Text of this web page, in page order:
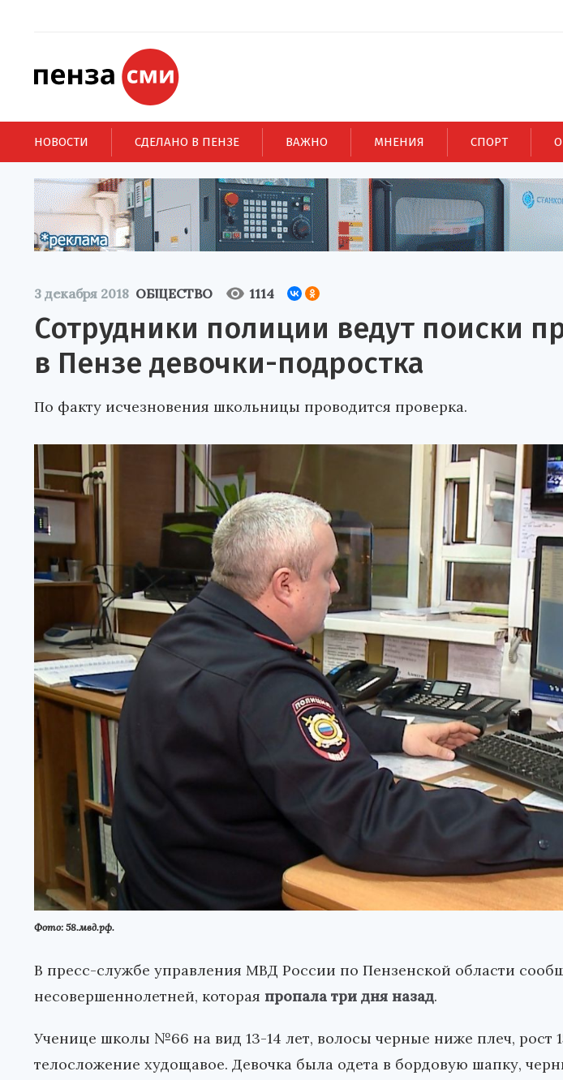
НОВОСТИ СДЕЛАНО В ПЕНЗЕ ВАЖНО МНЕНИЯ СПОРТ
3 декабря 2018 ОБЩЕСТВО 1114
Сотрудники полиции ведут поиски
в Пензе девочки-подростка
По факту исчезновения школьницы проводится проверка.
Фото: 58.мвд.рф.
В пресс-службе управления МВД России по Пензенской области
несовершеннолетней, которая пропала три дня назад.
Ученице школы №66 на вид 13-14 лет, волосы черные ниже плеч, рост
телосложение худощавое. Девочка была одета в бордовую шапку,